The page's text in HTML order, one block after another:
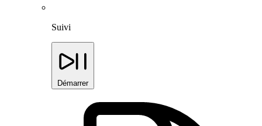
Suivi
Démarrer